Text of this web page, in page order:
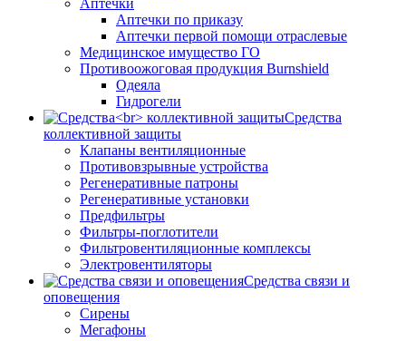
Аптечки по приказу
Аптечки первой помощи отраслевые
Медицинское имущество ГО
Противоожоговая продукция Burnshield
Одеяла
Гидрогели
Средства
коллективной защиты
Клапаны вентиляционные
Противовзрывные устройства
Регенеративные патроны
Регенеративные установки
Предфильтры
Фильтры-поглотители
Фильтровентиляционные комплексы
Электровентиляторы
Средства связи и
оповещения
Сирены
Мегафоны